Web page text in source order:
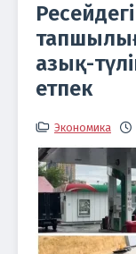
азық-
етпек
Экономика